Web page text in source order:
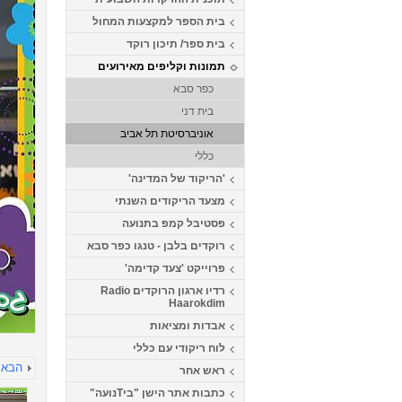
בית הספר למקצעות המחול
בית ספר/ תיכון רוקד
תמונות וקליפים מאירועים
כפר סבא
בית דני
אוניברסיטת תל אביב
כללי
'הריקוד של המדינה'
מצעד הריקודים השנתי
פסטיבל קמפ בתנועה
רוקדים בלבן - טנגו כפר סבא
פרוייקט 'צעד קדימה'
רדיו ארגון הרוקדים Radio
Haarokdim
אבדות ומציאות
לוח ריקודי עם כללי
ראש אחר
כתבות אתר הישן "ביTנועה"
הבא